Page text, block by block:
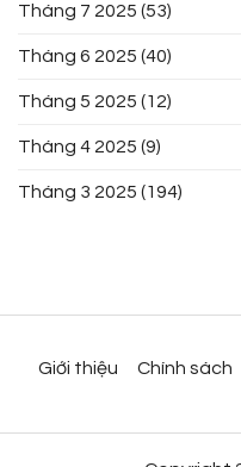
Tháng 7 2025 (53)
Tháng 6 2025 (40)
Tháng 5 2025 (12)
Tháng 4 2025 (9)
Tháng 3 2025 (194)
Giới thiệu Chính sách